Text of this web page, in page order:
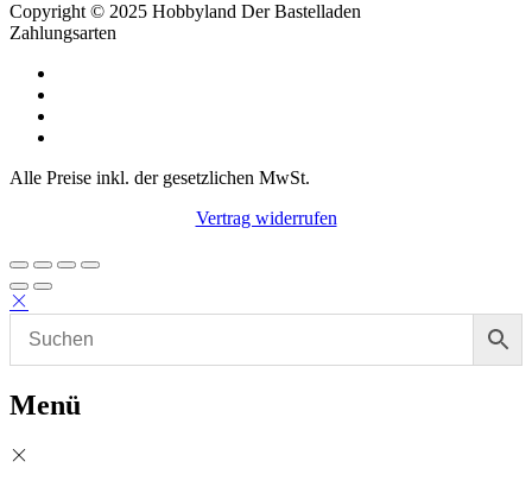
Copyright © 2025 Hobbyland Der Bastelladen
Zahlungsarten
Alle Preise inkl. der gesetzlichen MwSt.
Vertrag widerrufen
Menü